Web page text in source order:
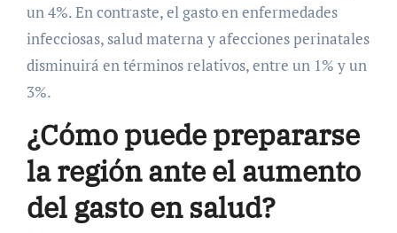
un 4%. En contraste, el gasto en enfermedades
infecciosas, salud materna y afecciones perinatales
disminuirá en términos relativos, entre un 1% y un
3%.
¿Cómo puede prepararse
la región ante el aumento
del gasto en salud?